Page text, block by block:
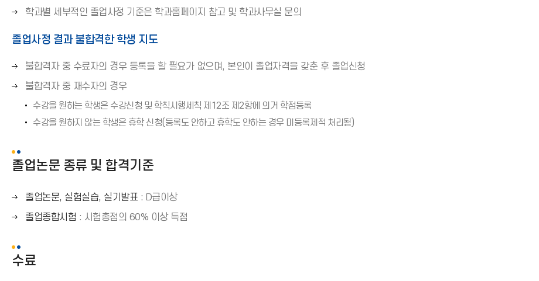
→
화
표
→
)
른
쪽
화
표
→
)
오
쪽
살
표
→
)
학과별 세부적인 졸업사정 기준은 학과홈페이지 참고 및 학과사무실 문의
졸업사정 결과 불합격한 학생 지도
오
른
화
살
→
불합격자 중 수료자의 경우 등록을 할 필요가 없으며, 본인이 졸업자격을 갖춘 후 졸업신청
오
(
)
불합격자 중 재수자의 경우
수강을 원하는 학생은 수강신청 및 학칙시행세칙 제12조 제2항에 의거 학점등록
수강을 원하지 않는 학생은 휴학 신청(등록도 안하고 휴학도 안하는 경우 미등록제적 처리됨)
졸업논문 종류 및 합격기준
오
른
살
표
졸업논문, 실험실습, 실기발표 : D급이상
오
화
졸업종합시험 : 시험총점의 60% 이상 득점
수료